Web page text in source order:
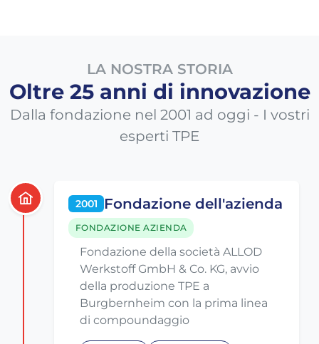
LA NOSTRA STORIA
Oltre 25 anni di innovazione
Dalla fondazione nel 2001 ad oggi - I vostri
esperti TPE
2001 Fondazione dell'azienda
FONDAZIONE AZIENDA
Fondazione della società ALLOD
Werkstoff GmbH & Co. KG, avvio
della produzione TPE a
Burgbernheim con la prima linea
di compoundaggio